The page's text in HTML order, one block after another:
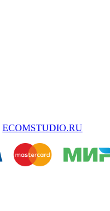
ECOMSTUDIO.RU